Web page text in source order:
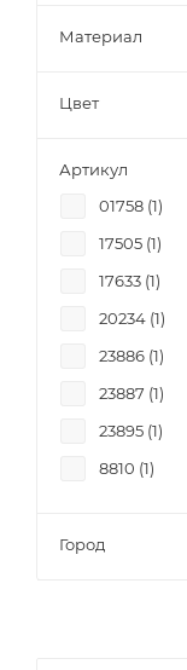
Материал
Цвет
Артикул
01758 (1)
17505 (1)
17633 (1)
20234 (1)
23886 (1)
23887 (1)
23895 (1)
8810 (1)
Город